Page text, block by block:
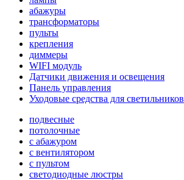
абажуры
трансформаторы
пульты
крепления
диммеры
WIFI модуль
Датчики движения и освещения
Панель управления
Уходовые средства для светильников
подвесные
потолочные
с абажуром
с вентилятором
с пультом
светодиодные люстры